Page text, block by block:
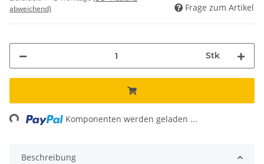
abweichend)
Frage zum Artikel
Stk
Komponenten werden geladen ...
Beschreibung